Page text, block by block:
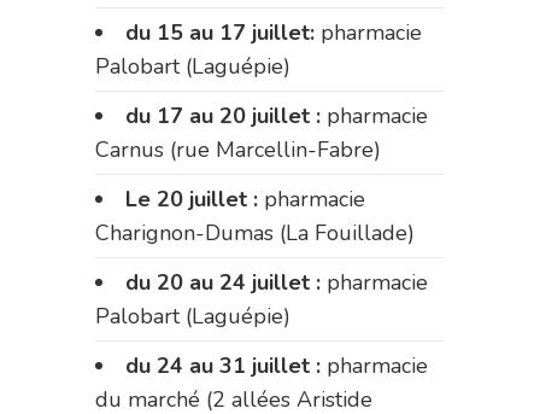
du 15 au 17 juillet: pharmacie
Palobart (Laguépie)
du 17 au 20 juillet : pharmacie
Carnus (rue Marcellin-Fabre)
Le 20 juillet : pharmacie
Charignon-Dumas (La Fouillade)
du 20 au 24 juillet : pharmacie
Palobart (Laguépie)
du 24 au 31 juillet : pharmacie
du marché (2 allées Aristide